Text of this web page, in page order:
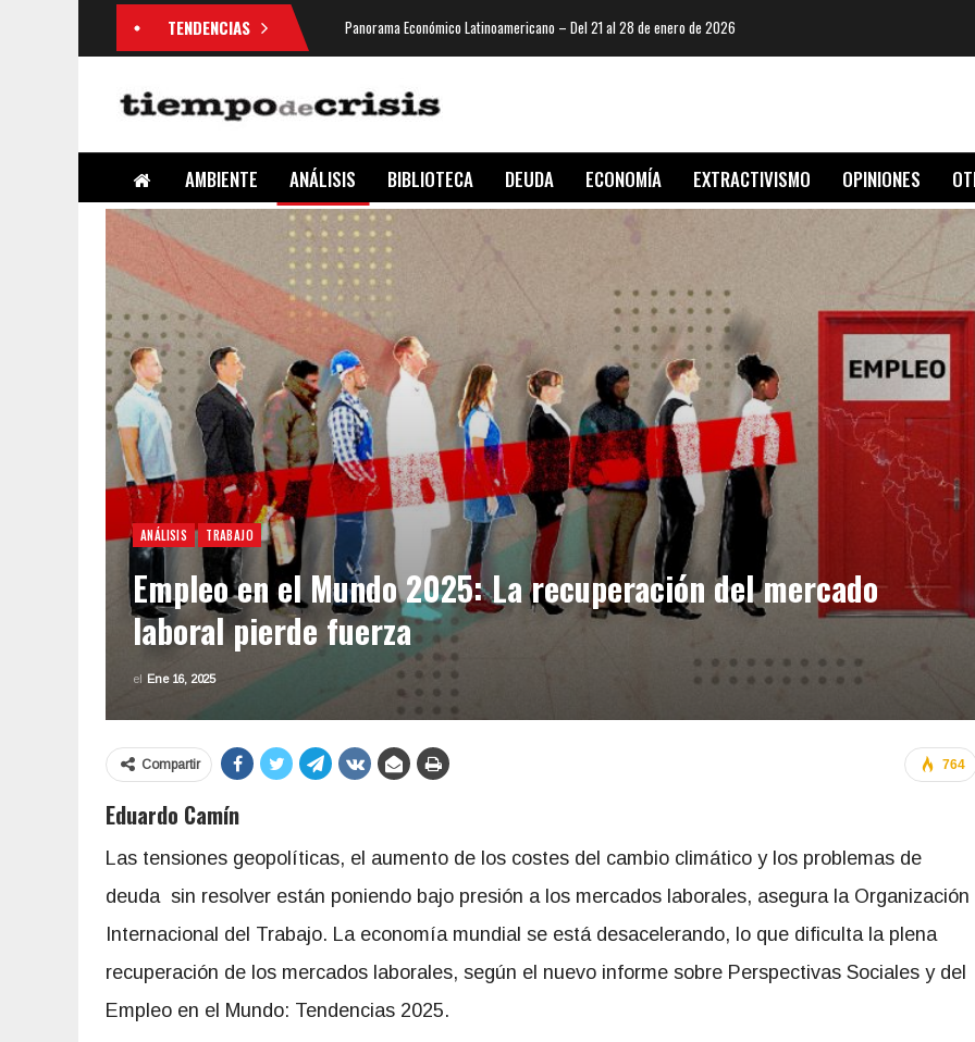
TENDENCIAS Panorama Económico Latinoamericano – Del 21 al 28 de enero de 2026
AMBIENTE ANÁLISIS BIBLIOTECA DEUDA ECONOMÍA EXTRACTIVISMO OPINIONES
ANÁLISIS TRABAJO
Empleo en el Mundo 2025: La recuperación del mercado
laboral pierde fuerza
el Ene 16, 2025
764
Compartir
Eduardo Camín
Las tensiones geopolíticas, el aumento de los costes del cambio climático y los problemas de
deuda sin resolver están poniendo bajo presión a los mercados laborales, asegura la Organización
Internacional del Trabajo. La economía mundial se está desacelerando, lo que dificulta la plena
recuperación de los mercados laborales, según el nuevo informe sobre Perspectivas Sociales y del
Empleo en el Mundo: Tendencias 2025.